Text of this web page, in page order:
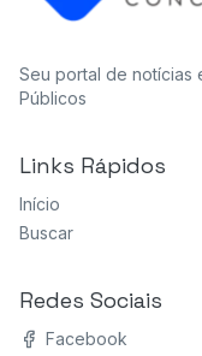
Seu portal de notícias
Públicos
Links Rápidos
Início
Buscar
Redes Sociais
Facebook